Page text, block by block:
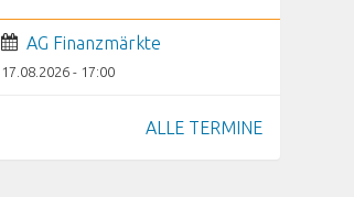
AG Finanzmärkte
17.08.2026 - 17:00
ALLE TERMINE